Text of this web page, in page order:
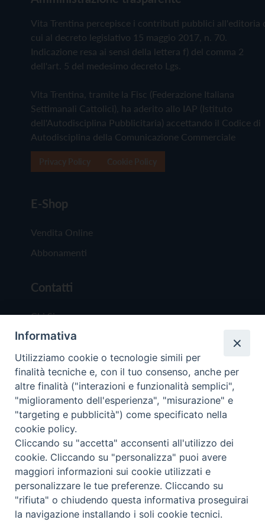
Vita Trentina percepisce i contributi pubblici all'editoria
cui al decreto legislativo 15 maggio 2017, n. 70.
Indicazione resa ai sensi della lettera f) del comma 2
dell'art. 5 del medesimo decreto Lgs.
Vita Trentina, tramite la Fisc (Federazione Italiana
Settimanali Cattolici), ha aderito allo IAP (Istituto
dell'Autodisciplina Pubblicitaria) accettando il Codice di
Autodisciplina della Comunicazione Commerciale
E-Shop
Vendita Online
Abbonamenti
Contatti
Chi Siamo
Redazione
Scrivici
Copyright © 2019 - Tutti i diritti riservati - Vita
Trentina Editrice
Privacy Policy
Torna
Informativa
Utilizziamo cookie o tecnologie simili per
finalità tecniche e, con il tuo consenso, anche per
altre finalità ("interazioni e funzionalità semplici",
"miglioramento dell'esperienza", "misurazione" e
"targeting e pubblicità") come specificato nella
cookie policy.
Cliccando su "accetta" acconsenti all'utilizzo dei
cookie. Cliccando su "personalizza" puoi avere
maggiori informazioni sui cookie utilizzati e
personalizzare le tue preferenze. Cliccando su
"rifiuta" o chiudendo questa informativa proseguirai
la navigazione installando i soli cookie tecnici.